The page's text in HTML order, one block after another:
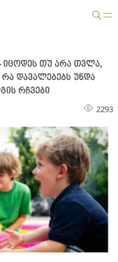
იცოდეს თუ არა თვლა,
დავალებებს უნდა
რჩვები
2293